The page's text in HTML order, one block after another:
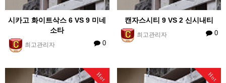
시카고 화이트삭스 6 VS 9 미네
소타
최고관리자 0
캔자스시티 9 VS 2 신시내티
최고관리자 0
Hot Hot